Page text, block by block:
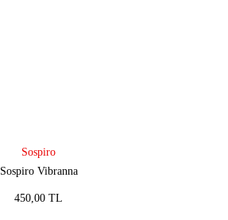
Sospiro
Sospiro Vibranna
450,00 TL